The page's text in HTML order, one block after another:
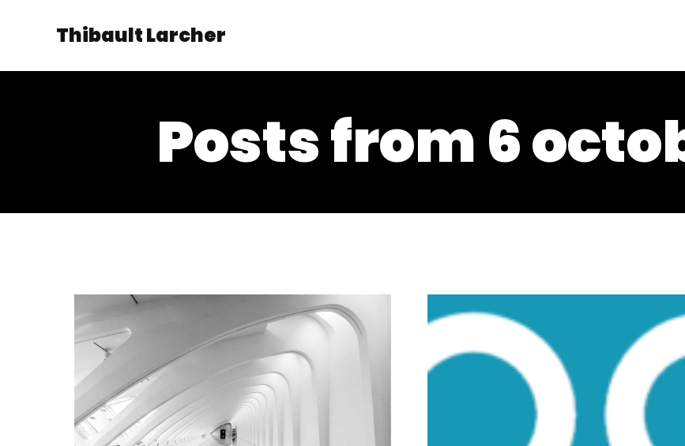
Thibault Larcher
Posts from 6